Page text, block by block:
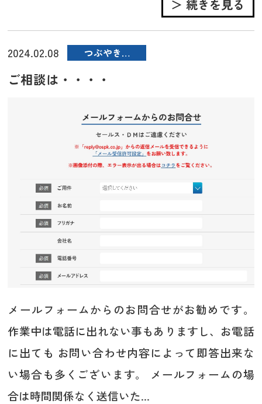
＞ 続きを見る
2024.02.08 つぶやき…
ご相談は・・・・
メールフォームからのお問合せがお勧めです。
作業中は電話に出れない事もありますし、お電話
に出ても お問い合わせ内容によって即答出来な
い場合も多くございます。 メールフォームの場
合は時間関係なく送信いた...